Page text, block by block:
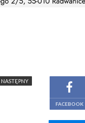
NASTĘPNY
FACEBOOK